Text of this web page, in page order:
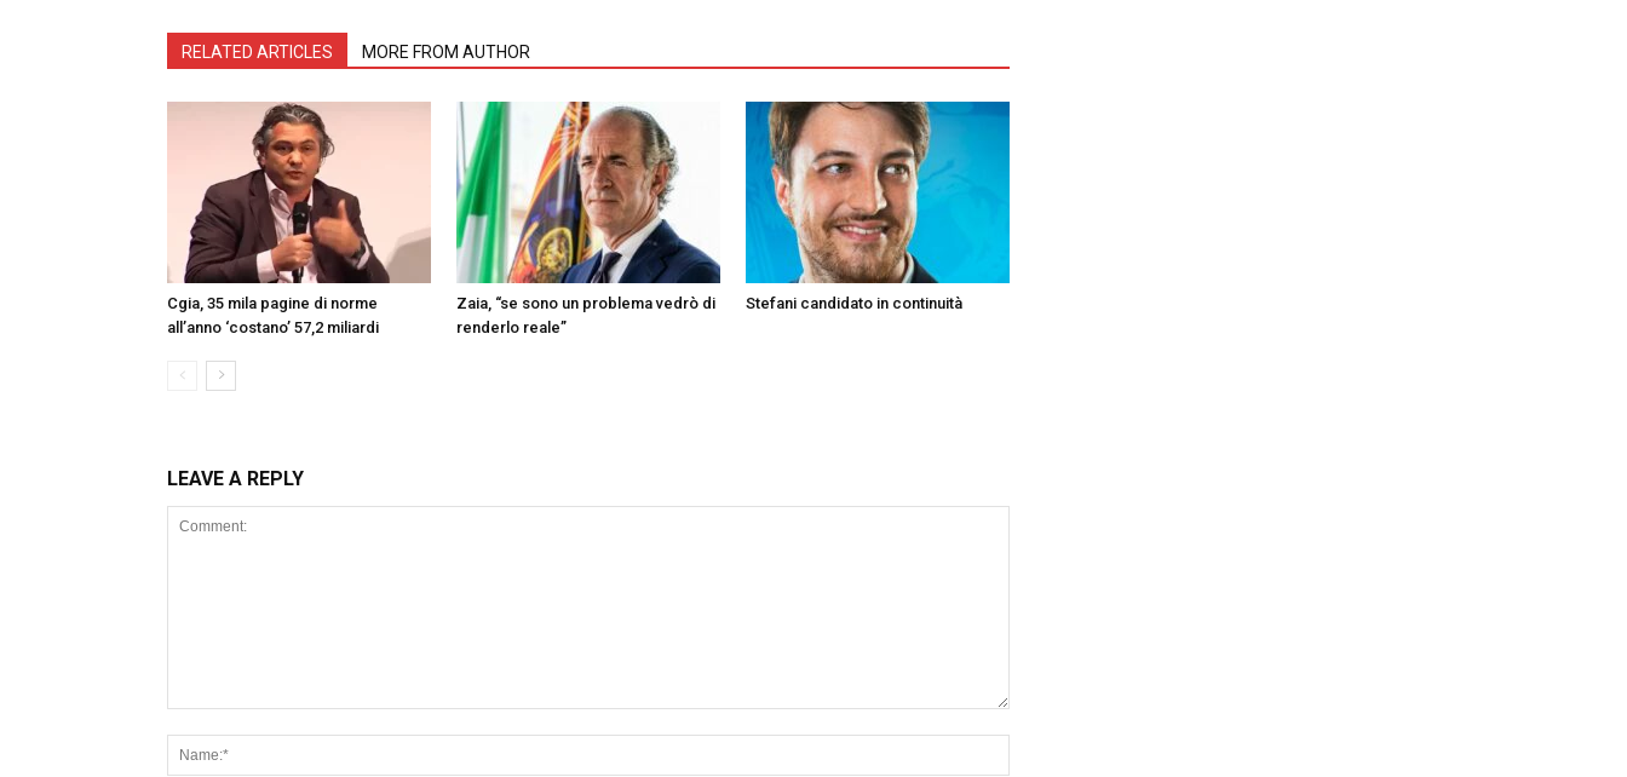
RELATED ARTICLES MORE FROM AUTHOR
Cgia, 35 mila pagine di norme
all’anno ‘costano’ 57,2 miliardi
Zaia, “se sono un problema vedrò di
renderlo reale”
Stefani candidato in continuità
LEAVE A REPLY